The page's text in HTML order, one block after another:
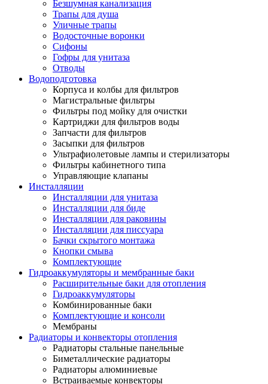
Безшумная канализация
Трапы для душа
Уличные трапы
Водосточные воронки
Сифоны
Гофры для унитаза
Отводы
Водоподготовка
Корпуса и колбы для фильтров
Магистральные фильтры
Фильтры под мойку для очистки
Картриджи для фильтров воды
Запчасти для фильтров
Засыпки для фильтров
Ультрафиолетовые лампы и стерилизаторы
Фильтры кабинетного типа
Управляющие клапаны
Инсталляции
Инсталляции для унитаза
Инсталляции для биде
Инсталляции для раковины
Инсталляции для писсуара
Бачки скрытого монтажа
Кнопки смыва
Комплектующие
Гидроаккумуляторы и мембранные баки
Расширительные баки для отопления
Гидроаккумуляторы
Комбинированные баки
Комплектующие и консоли
Мембраны
Радиаторы и конвекторы отопления
Радиаторы стальные панельные
Биметаллические радиаторы
Радиаторы алюминиевые
Встраиваемые конвекторы